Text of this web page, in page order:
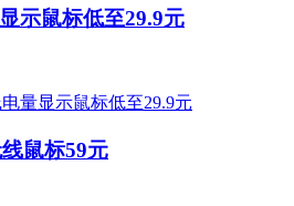
示鼠标低至29.9元
鼠标59元